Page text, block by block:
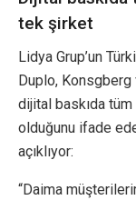
tek şirket
Lidya Grup’un
Duplo,
dijital baskıda
olduğunu ifade
açıklıyor:
“Daima